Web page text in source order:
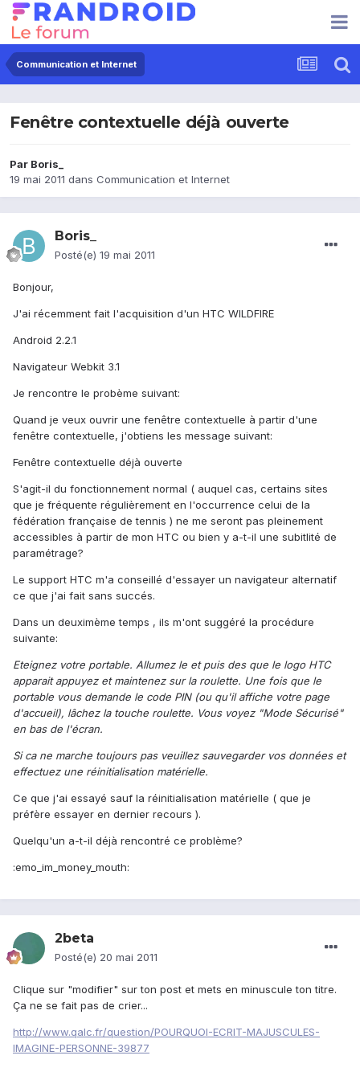
Communication et Internet
Fenêtre contextuelle déjà ouverte
Par Boris_
19 mai 2011 dans Communication et Internet
Boris_
Posté(e) 19 mai 2011
Bonjour,
J'ai récemment fait l'acquisition d'un HTC WILDFIRE
Android 2.2.1
Navigateur Webkit 3.1
Je rencontre le probème suivant:
Quand je veux ouvrir une fenêtre contextuelle à partir d'une
fenêtre contextuelle, j'obtiens les message suivant:
Fenêtre contextuelle déjà ouverte
S'agit-il du fonctionnement normal ( auquel cas, certains sites
que je fréquente régulièrement en l'occurrence celui de la
fédération française de tennis ) ne me seront pas pleinement
accessibles à partir de mon HTC ou bien y a-t-il une subitlité de
paramétrage?
Le support HTC m'a conseillé d'essayer un navigateur alternatif
ce que j'ai fait sans succés.
Dans un deuximème temps , ils m'ont suggéré la procédure
suivante:
Eteignez votre portable. Allumez le et puis des que le logo HTC
apparait appuyez et maintenez sur la roulette. Une fois que le
portable vous demande le code PIN (ou qu'il affiche votre page
d'accueil), lâchez la touche roulette. Vous voyez "Mode Sécurisé"
en bas de l'écran.
Si ca ne marche toujours pas veuillez sauvegarder vos données et
effectuez une réinitialisation matérielle.
Ce que j'ai essayé sauf la réinitialisation matérielle ( que je
préfère essayer en dernier recours ).
Quelqu'un a-t-il déjà rencontré ce problème?
:emo_im_money_mouth:
2beta
Posté(e) 20 mai 2011
Clique sur "modifier" sur ton post et mets en minuscule ton titre.
Ça ne se fait pas de crier...
http://www.qalc.fr/question/POURQUOI-ECRIT-MAJUSCULES-
IMAGINE-PERSONNE-39877